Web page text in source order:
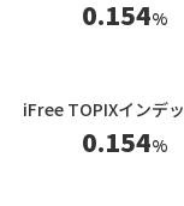
0.154%
iFree TOPIXインデ
0.154%